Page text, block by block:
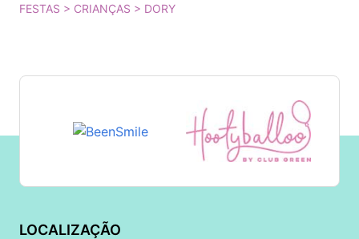
FESTAS > CRIANÇAS > DORY
LOCALIZAÇÃO